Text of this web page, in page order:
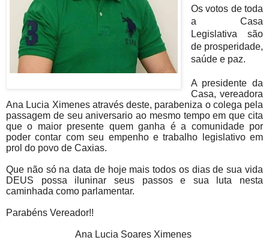
Os votos de toda
a Casa
Legislativa são
de prosperidade,
saúde e paz.
A presidente da
Casa, vereadora
Ana Lucia Ximenes através deste, parabeniza o colega pela
passagem de seu aniversario ao mesmo tempo em que cita
que o maior presente quem ganha é a comunidade por
poder contar com seu empenho e trabalho legislativo em
prol do povo de Caxias.
Que não só na data de hoje mais todos os dias de sua vida
DEUS possa iluninar seus passos e sua luta nesta
caminhada como parlamentar.
Parabéns Vereador!!
Ana Lucia Soares Ximenes